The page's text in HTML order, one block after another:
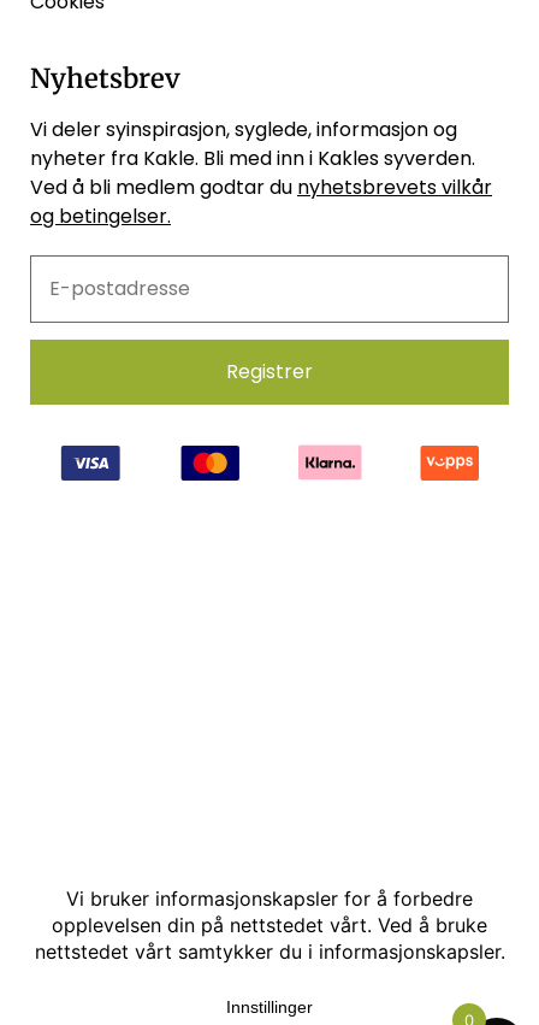
Nyhetsbrev
Vi deler syinspirasjon, syglede, informasjon og
nyheter fra Kakle. Bli med inn i Kakles syverden.
Ved å bli medlem godtar du nyhetsbrevets vilkår
og betingelser.
Hjemmesidehelten
0